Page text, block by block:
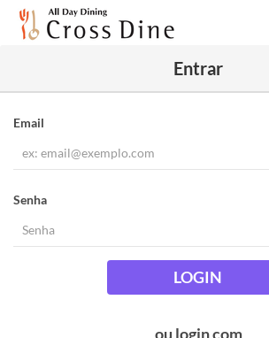
Entrar
Email
Senha
LOGIN
ou login com